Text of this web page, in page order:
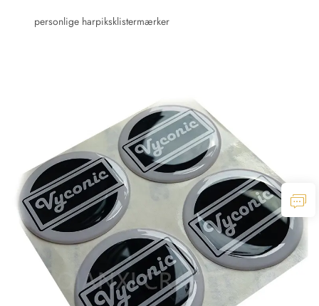
personlige harpiksklistermærker